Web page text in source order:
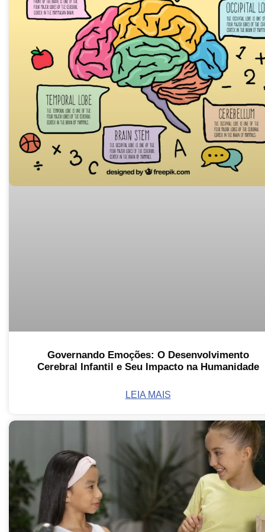
Governando Emoções: O Desenvolvimento
Cerebral Infantil e Seu Impacto na Humanidade
LEIA MAIS